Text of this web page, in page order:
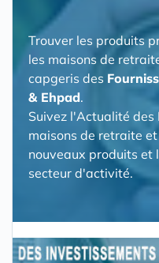
Trouver les produits
les maisons de
capgeris des
& Ehpad.
Suivez l'Actualité des
maisons de retraite
nouveaux produits et
secteur d'activité.